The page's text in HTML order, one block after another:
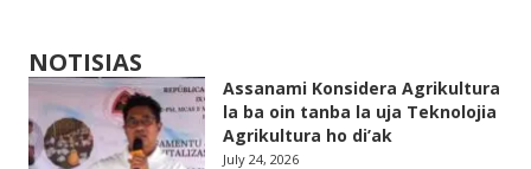
NOTISIAS
Assanami Konsidera Agrikultura
la ba oin tanba la uja Teknolojia
Agrikultura ho di’ak
July 24, 2026